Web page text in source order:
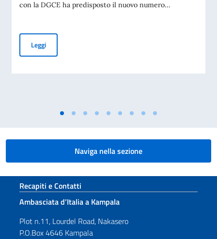
con la DGCE ha predisposto il nuovo numero...
LeggiBusiness Insights from Italy - luglio 2026
Naviga nella sezione
Sezione footer
Recapiti e Contatti
Ambasciata d’Italia a Kampala
Plot n.11, Lourdel Road, Nakasero
P.O.Box 4646 Kampala